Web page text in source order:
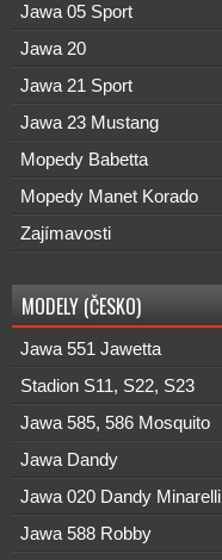
Jawa 05 Sport
Jawa 20
Jawa 21 Sport
Jawa 23 Mustang
Mopedy Babetta
Mopedy Manet Korado
Zajímavosti
MODELY (ČESKO)
Jawa 551 Jawetta
Stadion S11, S22, S23
Jawa 585, 586 Mosquito
Jawa Dandy
Jawa 020 Dandy Minarelli
Jawa 588 Robby